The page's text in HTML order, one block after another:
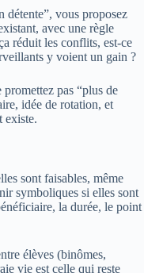
détente”, vous proposez
avec une règle
réduit les conflits, est-ce
y voient un gain ?
pas “plus de
idée de rotation, et
existe.
sont faisables, même
symboliques si elles sont
la durée, le point
élèves (binômes,
vie est celle qui reste